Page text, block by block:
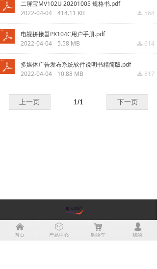
낀
首页
ꁦ
产品中心
낙
购物车
넙
我的
二屏宝MV102U 20201005 规格书.pdf
끂 568
2022-04-04 414.11 KB
电视拼接器PX104C用户手册.pdf
끂 614
2022-04-04 5.58 MB
多媒体广告发布系统软件说明书精简版.pdf
끂 817
2022-04-04 10.88 MB
上一页 下一页
1/1
京全品隶属于京全科技旗下品牌，是一家全球性的视
频图像拼接与分割，无缝切换与传输、8K多屏宝，